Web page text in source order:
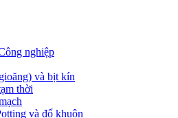
nghiệp
và bịt kín
thời
và đổ khuôn